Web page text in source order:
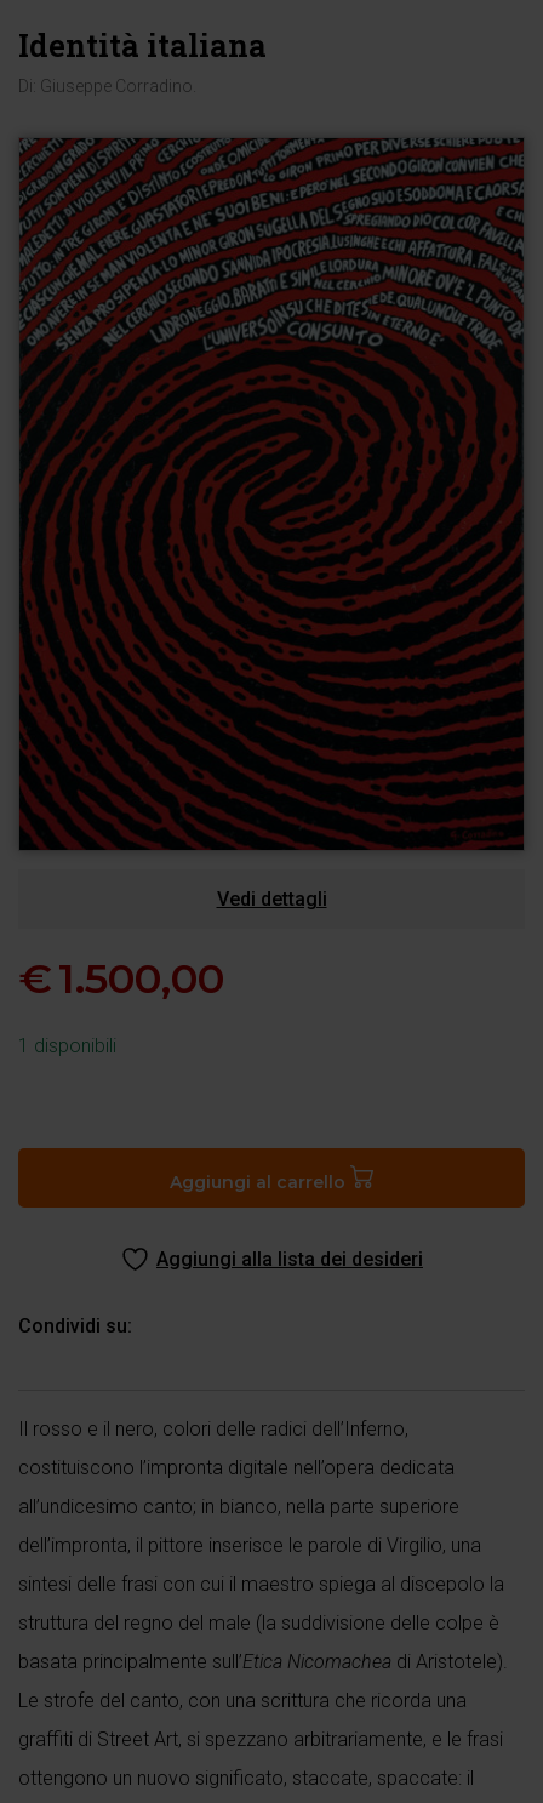
Identità italiana
Di: Giuseppe Corradino
Vedi dettagli
€1.500,00
1 disponibili
Aggiungi al carrello
Aggiungi alla lista dei desideri
Condividi su:
Il rosso e il nero, colori delle radici dell’Inferno,
costituiscono l’impronta digitale nell’opera dedicata
all’undicesimo canto; in bianco, nella parte superiore
dell’impronta, il pittore inserisce le parole di Virgilio, una
sintesi delle frasi con cui il maestro spiega al discepolo la
struttura del regno del male (la suddivisione delle colpe è
basata principalmente sull’Etica Nicomachea di Aristotele).
Le strofe del canto, con una scrittura che ricorda una
graffiti di Street Art, si spezzano arbitrariamente, e le frasi
ottengono un nuovo significato, staccate, spaccate: il